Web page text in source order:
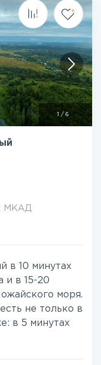
/6
МКАД
в 10 минутах
и в 15-20
моря.
не только в
в 5 минутах